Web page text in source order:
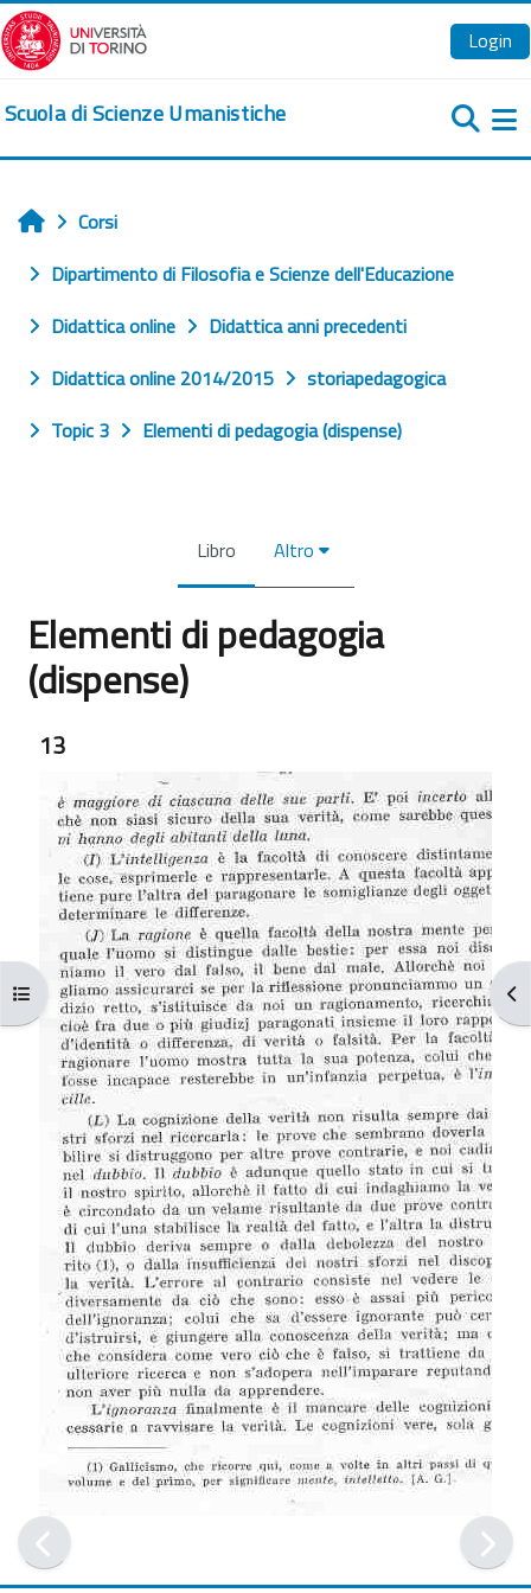
Vai al contenuto principale
Login
Scuola di Scienze Umanistiche
Apri indice del corso
Home
Corsi
Dipartimento di Filosofia e Scienze dell'Educazione
Didattica online
Didattica anni precedenti
Didattica online 2014/2015
storiapedagogica
Topic 3
Elementi di pedagogia (dispense)
Libro Altro
Elementi di pedagogia
(dispense)
13